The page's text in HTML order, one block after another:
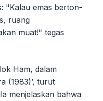
"Kalau emas berton-
ruang
muat!" tegas
Ham, dalam
(1983)’, turut
menjelaskan bahwa